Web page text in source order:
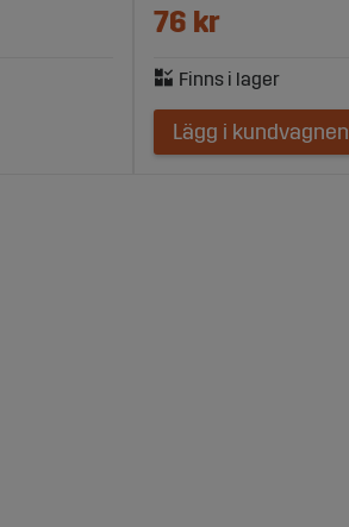
76 kr
Lägg i kundvagnen